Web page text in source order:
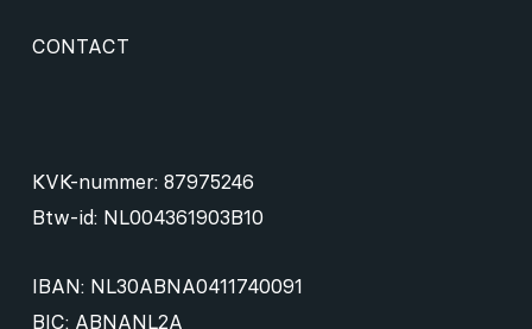
CONTACT
KVK-nummer: 87975246
Btw-id: NL004361903B10
IBAN: NL30ABNA0411740091
BIC: ABNANL2A